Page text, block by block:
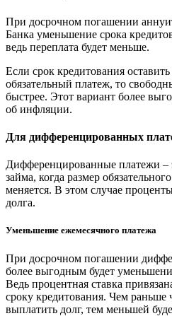
При досрочном погашении
Банка уменьшение срока
ведь переплата будет меньше.
Если срок кредитования
обязательный платеж, то
быстрее. Этот вариант более
об инфляции.
Для дифференцированных
Дифференцированные платежи
займа, когда размер
меняется. В этом случае
долга.
Уменьшение ежемесячного платежа
При досрочном погашении
более выгодным будет
Ведь процентная ставка
сроку кредитования. Чем раньше
выплатить долг, тем меньшей